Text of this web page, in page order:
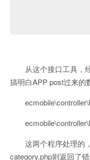
从这个接口工具，
搞明白APP post过来的
这两个程序处理的
category.php则返回了